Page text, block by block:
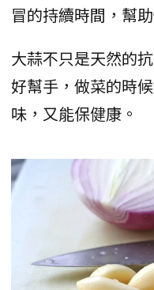
冒的持續時間，幫
大蒜不只是天然的
好幫手，做菜的時
味，又能保健康。